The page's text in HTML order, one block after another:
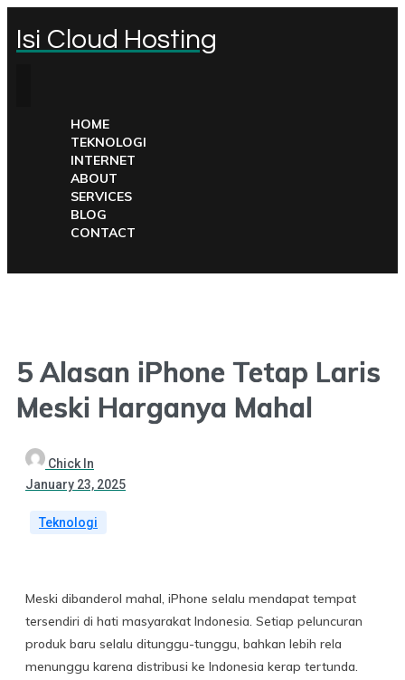
Isi Cloud Hosting
HOME
TEKNOLOGI
INTERNET
ABOUT
SERVICES
BLOG
CONTACT
5 Alasan iPhone Tetap Laris
Meski Harganya Mahal
Chick In
January 23, 2025
Teknologi
Meski dibanderol mahal, iPhone selalu mendapat tempat
tersendiri di hati masyarakat Indonesia. Setiap peluncuran
produk baru selalu ditunggu-tunggu, bahkan lebih rela
menunggu karena distribusi ke Indonesia kerap tertunda.